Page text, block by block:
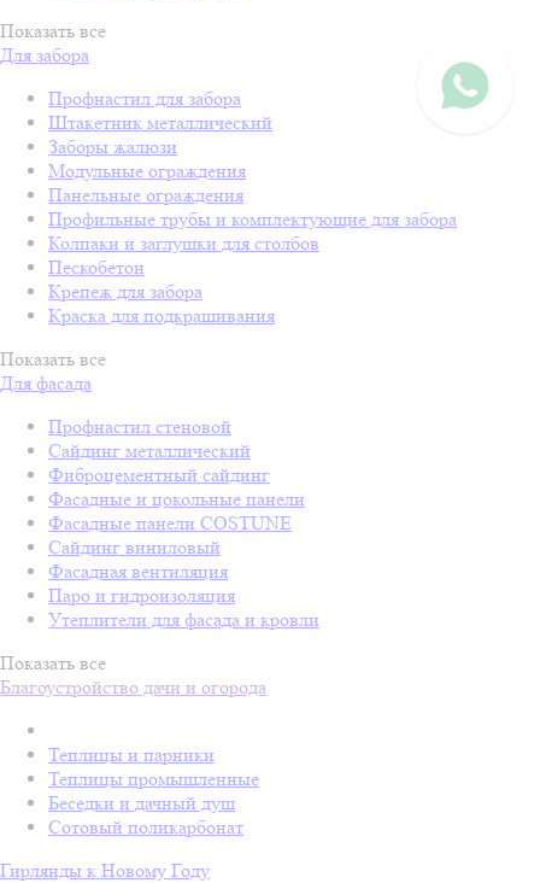
Показать все
Для забора
Профнастил для забора
Штакетник металлический
Заборы жалюзи
Модульные ограждения
Панельные ограждения
Профильные трубы и комплектующие для забора
Колпаки и заглушки для столбов
Пескобетон
Крепеж для забора
Краска для подкрашивания
Показать все
Для фасада
Профнастил стеновой
Сайдинг металлический
Фиброцементный сайдинг
Фасадные и цокольные панели
Фасадные панели COSTUNE
Сайдинг виниловый
Фасадная вентиляция
Паро и гидроизоляция
Утеплители для фасада и кровли
Показать все
Благоустройство дачи и огорода
Теплицы и парники
Теплицы промышленные
Беседки и дачный душ
Сотовый поликарбонат
Гирлянды к Новому Году